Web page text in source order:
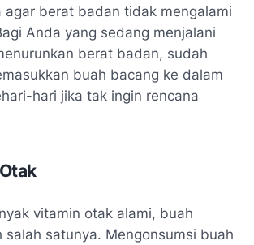
agar berat badan tidak mengalami
Anda yang sedang menjalani
berat badan, sudah
buah bacang ke dalam
hari jika tak ingin rencana
vitamin otak alami, buah
salah satunya. Mengonsumsi buah